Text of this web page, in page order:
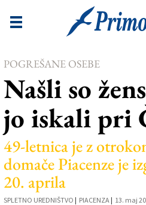
Novice
Goriška
Kultura
Šport
Še
Vreme
V Kioskih
POGREŠANE OSEBE
Našli so
jo iskali pri
49-letnica je z
domače Piacenze je
20. aprila
SPLETNO UREDNIŠTVO | PIACENZA | 13. maj